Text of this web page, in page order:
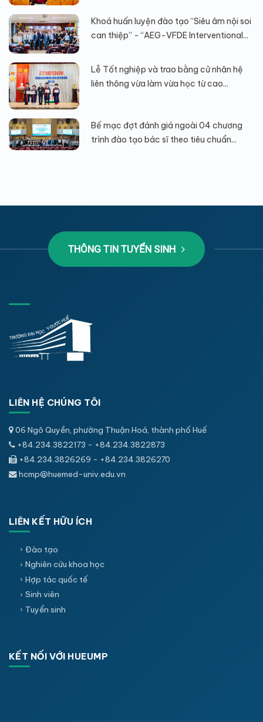
Khoá huấn luyện đào tạo “Siêu âm nội soi
can thiệp” - “AEG-VFDE Interventional...
Lễ Tốt nghiệp và trao bằng cử nhân hệ
liên thông vừa làm vừa học từ cao...
Bế mạc đợt đánh giá ngoài 04 chương
trình đào tạo bác sĩ theo tiêu chuẩn...
THÔNG TIN TUYỂN SINH
LIÊN HỆ CHÚNG TÔI
06 Ngô Quyền, phường Thuận Hoá, thành phố Huế
+84.234.3822173 - +84.234.3822873
+84.234.3826269 - +84.234.3826270
hcmp@huemed-univ.edu.vn
LIÊN KẾT HỮU ÍCH
Đào tạo
Nghiên cứu khoa học
Hợp tác quốc tế
Sinh viên
Tuyển sinh
KẾT NỐI VỚI HUEUMP